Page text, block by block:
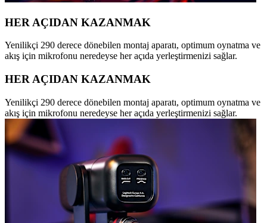
HER AÇIDAN KAZANMAK
Yenilikçi 290 derece dönebilen montaj aparatı, optimum oynatma ve
akış için mikrofonu neredeyse her açıda yerleştirmenizi sağlar.
HER AÇIDAN KAZANMAK
Yenilikçi 290 derece dönebilen montaj aparatı, optimum oynatma ve
akış için mikrofonu neredeyse her açıda yerleştirmenizi sağlar.